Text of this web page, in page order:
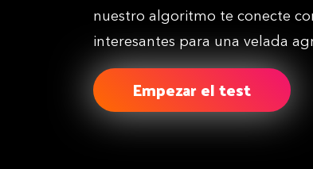
nuestro algoritmo te conecte
interesantes para una velada
Empezar el test